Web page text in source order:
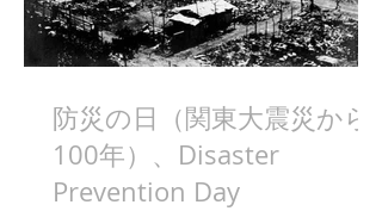
防災の日（関東大震災から
100年）、Disaster
Prevention Day